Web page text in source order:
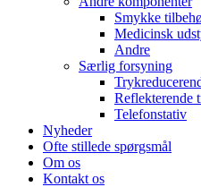
Smykke
Medicinsk
Andre
Særlig forsyning
Reflekterende
Telefonstativ
Nyheder
Ofte stillede spørgsmål
Om os
Kontakt os